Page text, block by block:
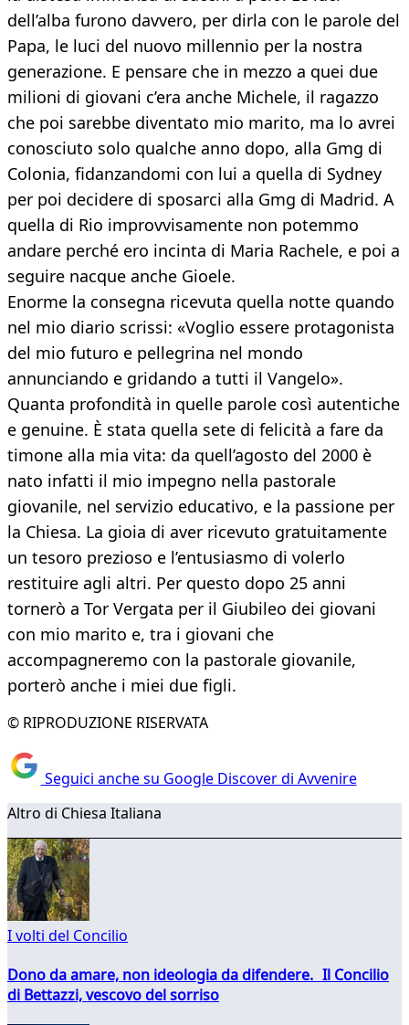
dell’alba furono davvero, per dirla con le parole del
Papa, le luci del nuovo millennio per la nostra
generazione. E pensare che in mezzo a quei due
milioni di giovani c’era anche Michele, il ragazzo
che poi sarebbe diventato mio marito, ma lo avrei
conosciuto solo qualche anno dopo, alla Gmg di
Colonia, fidanzandomi con lui a quella di Sydney
per poi decidere di sposarci alla Gmg di Madrid. A
quella di Rio improvvisamente non potemmo
andare perché ero incinta di Maria Rachele, e poi a
seguire nacque anche Gioele.
Enorme la consegna ricevuta quella notte quando
nel mio diario scrissi: «Voglio essere protagonista
del mio futuro e pellegrina nel mondo
annunciando e gridando a tutti il Vangelo».
Quanta profondità in quelle parole così autentiche
e genuine. È stata quella sete di felicità a fare da
timone alla mia vita: da quell’agosto del 2000 è
nato infatti il mio impegno nella pastorale
giovanile, nel servizio educativo, e la passione per
la Chiesa. La gioia di aver ricevuto gratuitamente
un tesoro prezioso e l’entusiasmo di volerlo
restituire agli altri. Per questo dopo 25 anni
tornerò a Tor Vergata per il Giubileo dei giovani
con mio marito e, tra i giovani che
accompagneremo con la pastorale giovanile,
porterò anche i miei due figli.
© RIPRODUZIONE RISERVATA
Seguici anche su Google Discover di Avvenire
Altro di Chiesa Italiana
I volti del Concilio
Dono da amare, non ideologia da difendere. Il Concilio
di Bettazzi, vescovo del sorriso